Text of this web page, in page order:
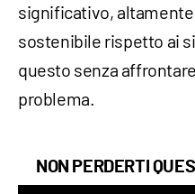
significativo,
sostenibile rispetto ai
questo senza
problema.
NON PERDERTI